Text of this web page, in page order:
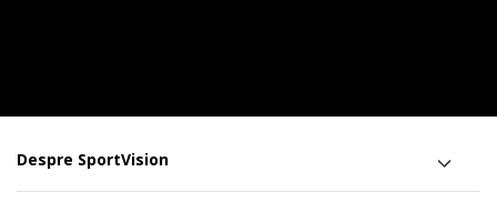
Despre SportVision